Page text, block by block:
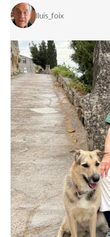
lluis_foix